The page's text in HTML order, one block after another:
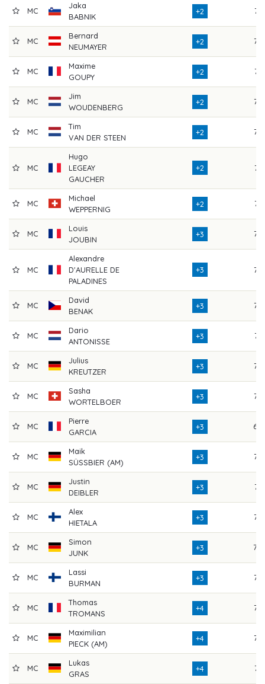
MC
Jaka
BABNIK
+2 74
MC
Bernard
NEUMAYER
+2 72
MC
Maxime
GOUPY
+2 71
MC
Jim
WOUDENBERG
+2 72
MC
Tim
VAN DER STEEN
+2 75
MC
Hugo
LEGEAY
GAUCHER
+2 71
MC
Michael
WEPPERNIG
+2 74
MC
Louis
JOUBIN
+3 72
MC
Alexandre
D'AURELLE DE
PALADINES
+3 75
MC
David
BENAK
+3 75
MC
Dario
ANTONISSE
+3 71
MC
Julius
KREUTZER
+3 73
MC
Sasha
WORTELBOER
+3 72
MC
Pierre
GARCIA
+3 69
MC
Maik
SÜSSBIER (AM)
+3 76
MC
Justin
DEIBLER
+3 74
MC
Alex
HIETALA
+3 73
MC
Simon
JUNK
+3 70
MC
Lassi
BURMAN
+3 72
MC
Thomas
TROMANS
+4 72
MC
Maximilian
PIECK (AM)
+4 72
MC
Lukas
GRAS
+4 74